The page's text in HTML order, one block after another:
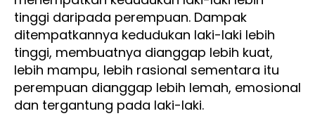
tinggi daripada perempuan. Dampak
ditempatkannya kedudukan laki-laki lebih
tinggi, membuatnya dianggap lebih kuat,
lebih mampu, lebih rasional sementara itu
perempuan dianggap lebih lemah, emosional
dan tergantung pada laki-laki.